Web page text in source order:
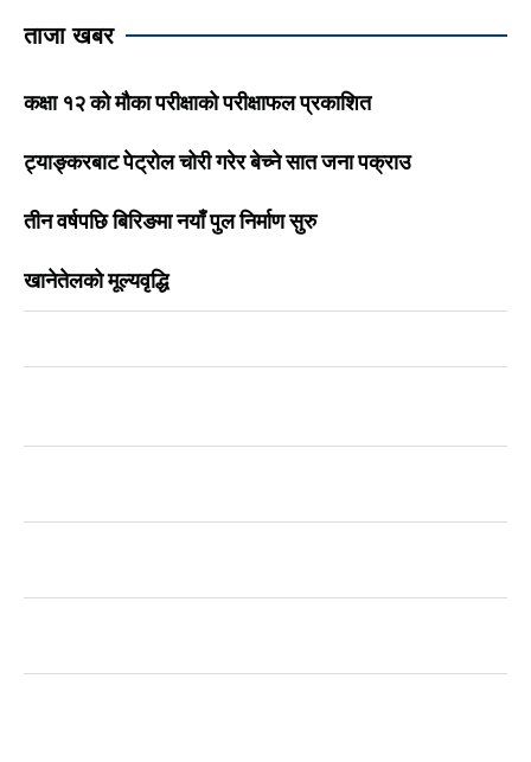
ताजा खबर
कक्षा १२ को मौका परीक्षाको परीक्षाफल प्रकाशित
ट्याङ्करबाट पेट्रोल चोरी गरेर बेच्ने सात जना पक्राउ
तीन वर्षपछि बिरिङमा नयाँ पुल निर्माण सुरु
खानेतेलको मूल्यवृद्धि